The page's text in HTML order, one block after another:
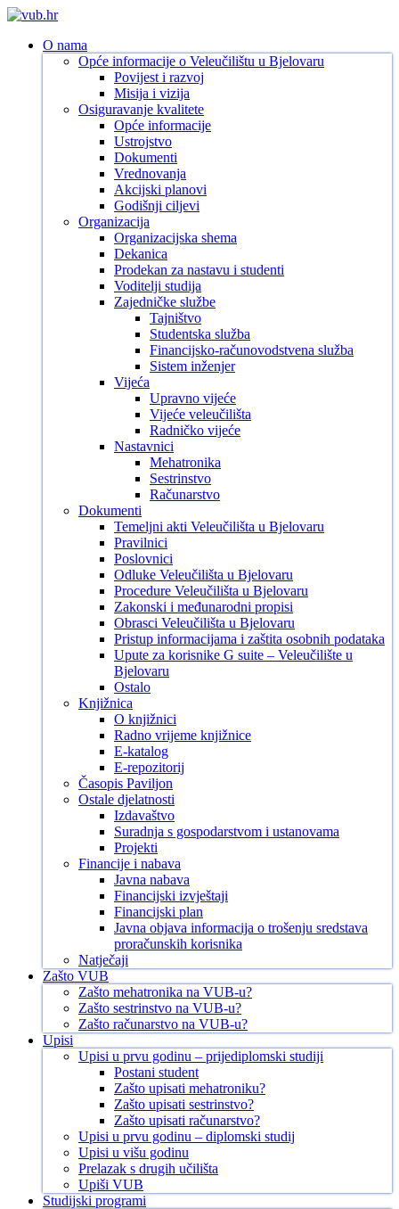
Skip
main
search
Menu
O nama
Opće informacije o Veleučilištu u Bjelovaru
Povijest i razvoj
Misija i vizija
Osiguravanje kvalitete
Opće informacije
Ustrojstvo
Dokumenti
Vrednovanja
Akcijski planovi
Godišnji ciljevi
Organizacija
Organizacijska shema
Dekanica
Prodekan za nastavu i studenti
Voditelji studija
Zajedničke službe
Tajništvo
Studentska služba
Financijsko-računovodstvena služba
Sistem inženjer
Vijeća
Upravno vijeće
Vijeće veleučilišta
Radničko vijeće
Nastavnici
Mehatronika
Sestrinstvo
Računarstvo
Dokumenti
Temeljni akti Veleučilišta u Bjelovaru
Pravilnici
Poslovnici
Odluke Veleučilišta u Bjelovaru
Procedure Veleučilišta u Bjelovaru
Zakonski i međunarodni propisi
Obrasci Veleučilišta u Bjelovaru
Pristup informacijama i zaštita osobnih podataka
Upute za korisnike G suite – Veleučilište u
Bjelovaru
Ostalo
Knjižnica
O knjižnici
Radno vrijeme knjižnice
E-katalog
E-repozitorij
Časopis Paviljon
Ostale djelatnosti
Izdavaštvo
Suradnja s gospodarstvom i ustanovama
Projekti
Financije i nabava
Javna nabava
Financijski izvještaji
Financijski plan
Javna objava informacija o trošenju sredstava
proračunskih korisnika
Natječaji
Zašto VUB
Zašto mehatronika na VUB-u?
Zašto sestrinstvo na VUB-u?
Zašto računarstvo na VUB-u?
Upisi
Upisi u prvu godinu – prijediplomski studiji
Postani student
Zašto upisati mehatroniku?
Zašto upisati sestrinstvo?
Zašto upisati računarstvo?
Upisi u prvu godinu – diplomski studij
Upisi u višu godinu
Prelazak s drugih učilišta
Upiši VUB
Studijski programi